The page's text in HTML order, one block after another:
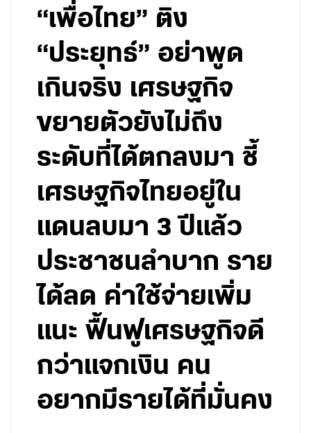
“เพื่อไทย” ติง
“ประยุทธ์” อย่าพูด
เกินจริง เศรษฐกิจ
ขยายตัวยังไม่ถึง
ระดับที่ได้ตกลงมา ชี้
เศรษฐกิจไทยอยู่ใน
แดนลบมา 3 ปีแล้ว
ประชาชนลำบาก ราย
ได้ลด ค่าใช้จ่ายเพิ่ม
แนะ ฟื้นฟูเศรษฐกิจดี
กว่าแจกเงิน คน
อยากมีรายได้ที่มั่นคง